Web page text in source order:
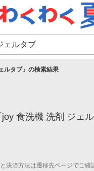
ショッピング
ルタブ」の検索結果
食洗機 洗剤 ジェ
決済方法は遷移先ページでご確